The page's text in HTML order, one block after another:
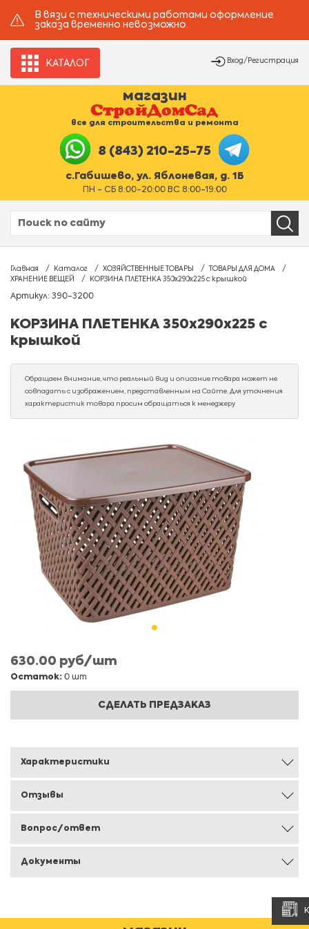
В вязи с техническими работами оформление
заказа временно невозможно.
КАТАЛОГ Вход/Регистрация
магазин
все для строительства и ремонта
8 (843) 210-25-75
с.Габишево, ул. Яблоневая, д. 1Б
ПН - СБ 8:00-20:00 ВС 8:00-19:00
Главная Каталог ХОЗЯЙСТВЕННЫЕ ТОВАРЫ
ТОВАРЫ ДЛЯ ДОМА
ХРАНЕНИЕ ВЕЩЕЙ
КОРЗИНА ПЛЕТЕНКА 350х290х225 с крышкой
Артикул: 390-3200
КОРЗИНА ПЛЕТЕНКА 350х290х225 с
крышкой
Обращаем внимание, что реальный вид и описание товара может не
совпадать с изображением, представленным на Сайте. Для уточнения
характеристик товара просим обращаться к менеджеру
630.00 руб/шт
Остаток: 0 шт
СДЕЛАТЬ ПРЕДЗАКАЗ
Характеристики
Отзывы
Вопрос/ответ
Документы